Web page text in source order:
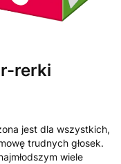
r-rerki
jest dla wszystkich,
trudnych głosek.
wiele